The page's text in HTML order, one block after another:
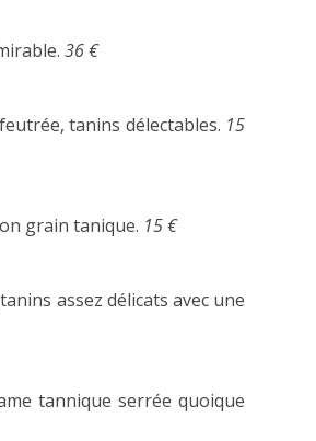
36 €
tanins délectables. 15
grain tanique. 15 €
assez délicats avec une
tannique serrée quoique